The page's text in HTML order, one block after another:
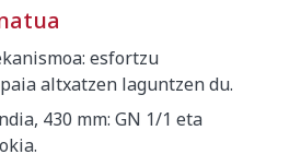
esfortzu
altxatzen laguntzen du.
430 mm: GN 1/1 eta